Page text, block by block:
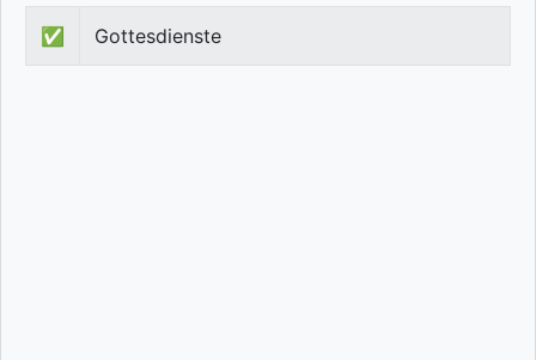
✅ Gottesdienste